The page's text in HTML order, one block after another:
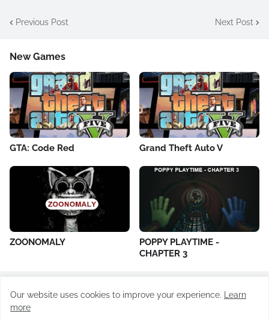
Previous Post Next Post
New Games
GTA: Code Red Grand Theft Auto V
ZOONOMALY
POPPY PLAYTIME -
CHAPTER 3
Our website uses cookies to improve your experience.
Learn
more